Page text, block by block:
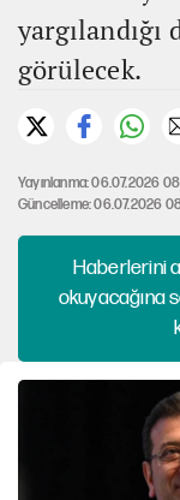
yargılandığı
görülecek.
Yayınlanma: 06.07.2026
Güncelleme: 06.07.2026
Haberlerini
okuyacağına